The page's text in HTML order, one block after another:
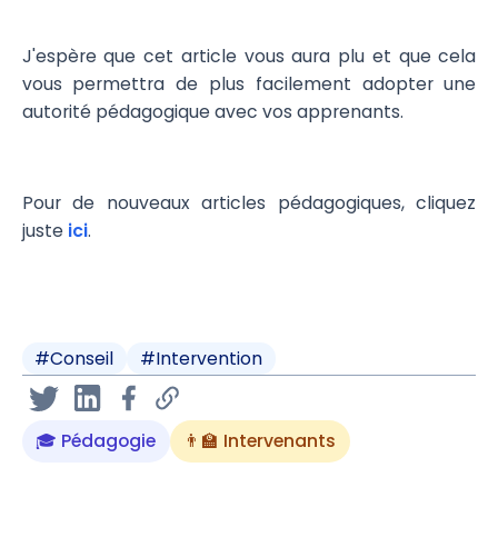
J'espère que cet article vous aura plu et que cela
vous permettra de plus facilement adopter une
autorité pédagogique avec vos apprenants.
Pour de nouveaux articles pédagogiques, cliquez
juste ici.
#Conseil #Intervention
🎓 Pédagogie 👨‍🏫 Intervenants